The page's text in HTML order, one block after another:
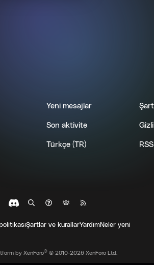
Yeni mesajlar
Son aktivite
Türkçe (TR) RSS
Şartlar ve kurallarYardımNeler yeni
by XenForo® © 2010-2026 XenForo Ltd.